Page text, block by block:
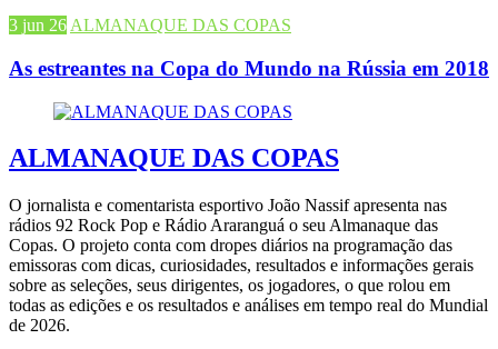
3 jun 26 ALMANAQUE DAS COPAS
As estreantes na Copa do Mundo na Rússia em 2018
ALMANAQUE DAS COPAS
O jornalista e comentarista esportivo João Nassif apresenta nas
rádios 92 Rock Pop e Rádio Araranguá o seu Almanaque das
Copas. O projeto conta com dropes diários na programação das
emissoras com dicas, curiosidades, resultados e informações gerais
sobre as seleções, seus dirigentes, os jogadores, o que rolou em
todas as edições e os resultados e análises em tempo real do Mundial
de 2026.